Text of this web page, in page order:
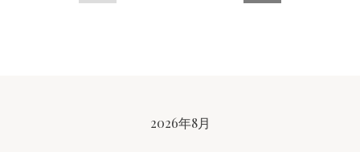
2026年8月